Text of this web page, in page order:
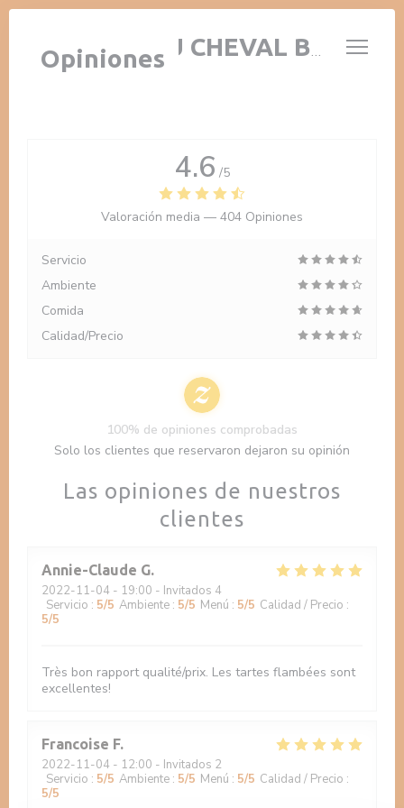
Personalización de sus opciones de cookies
AUBERGE AU CHEVAL BLANC
Opiniones
Las opiniones de nuestros
clientes
Annie-Claude G
2022-11-04 - 19:00 - Invitados 4
Servicio : 5/5 Ambiente : 5/5 Menú : 5/5 Calidad / Precio :
5/5
Très bon rapport qualité/prix. Les tartes flambées sont
excellentes!
Francoise F
2022-11-04 - 12:00 - Invitados 2
Servicio : 5/5 Ambiente : 5/5 Menú : 5/5 Calidad / Precio :
5/5
4.6 /5
Valoración media — 404 Opiniones
Servicio
Ambiente
Comida
Calidad/Precio
100% de opiniones comprobadas
Solo los clientes que reservaron dejaron su opinión